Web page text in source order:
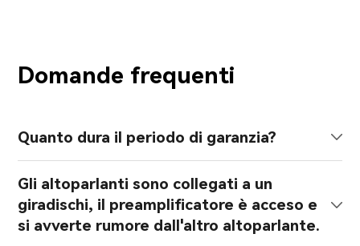
Domande frequenti
Quanto dura il periodo di garanzia?
Gli altoparlanti sono collegati a un
giradischi, il preamplificatore è acceso e
si avverte rumore dall'altro altoparlante.